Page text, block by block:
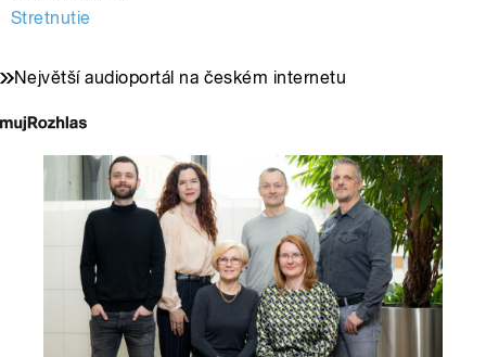
Stretnutie
Největší audioportál na českém internetu